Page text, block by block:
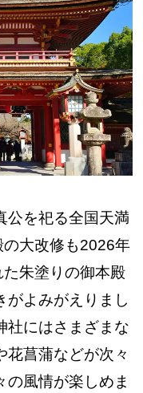
公を祀る全国天満
大改修も2026年
朱塗りの御本殿
がよみがえりまし
社にはさまざまな
花菖蒲などが次々
の風情が楽しめま